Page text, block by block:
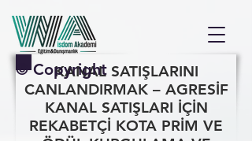
KANAL SATIŞLARINI
CANLANDIRMAK – AGRESİF
KANAL SATIŞLARI İÇİN
REKABETÇİ KOTA PRİM VE
© Copyright